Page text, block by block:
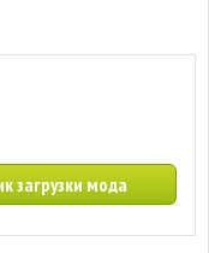
загрузки мода